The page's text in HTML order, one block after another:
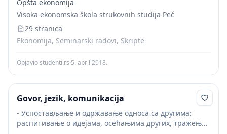
interpersonalnog i masovnog komuniciranja jeste
informativna funkcija . Aktivnostima masovnih
komunikacija društvo obezbeduje čitavu mrežu...
Opšta ekonomija
Visoka ekonomska škola strukovnih studija Peć
29 stranica
Ekonomija, Seminarski radovi, Skripte
Objavio studenti.rs·5. april 2018.
Govor, jezik, komunikacija
- Успостављање и одржавање односа са другима:
распитивање о идејама, осећањима других, тражење